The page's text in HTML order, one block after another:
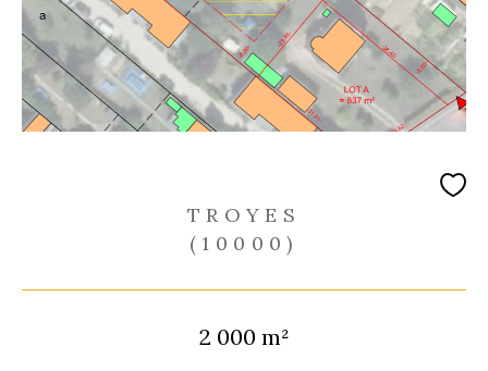
TROYES
(10000)
2 000 m²